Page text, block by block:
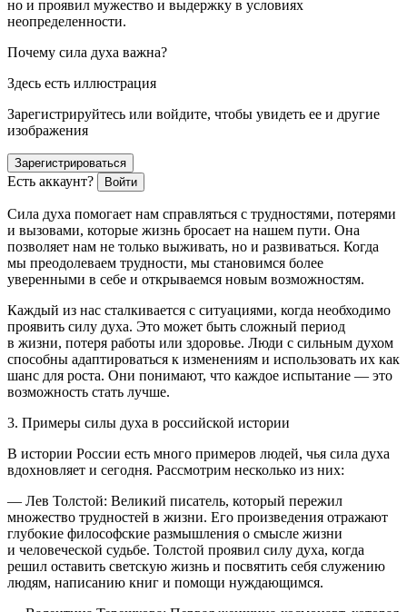
но и проявил мужество и выдержку в условиях
неопределенности.
Почему сила духа важна?
Здесь есть иллюстрация
Зарегистрируйтесь или войдите, чтобы увидеть ее и другие
изображения
Зарегистрироваться
Есть аккаунт? Войти
Сила духа помогает нам справляться с трудностями, потерями
и вызовами, которые жизнь бросает на нашем пути. Она
позволяет нам не только выживать, но и развиваться. Когда
мы преодолеваем трудности, мы становимся более
уверенными в себе и открываемся новым возможностям.
Каждый из нас сталкивается с ситуациями, когда необходимо
проявить силу духа. Это может быть сложный период
в жизни, потеря работы или здоровье. Люди с сильным духом
способны адаптироваться к изменениям и использовать их как
шанс для роста. Они понимают, что каждое испытание — это
возможность стать лучше.
3. Примеры силы духа в российской истории
В истории России есть много примеров людей, чья сила духа
вдохновляет и сегодня. Рассмотрим несколько из них:
— Лев Толстой: Великий писатель, который пережил
множество трудностей в жизни. Его произведения отражают
глубокие философские размышления о смысле жизни
и человеческой судьбе. Толстой проявил силу духа, когда
решил оставить светскую жизнь и посвятить себя служению
людям, написанию книг и помощи нуждающимся.